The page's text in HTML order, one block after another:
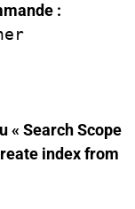
:
« Search Scope
index from